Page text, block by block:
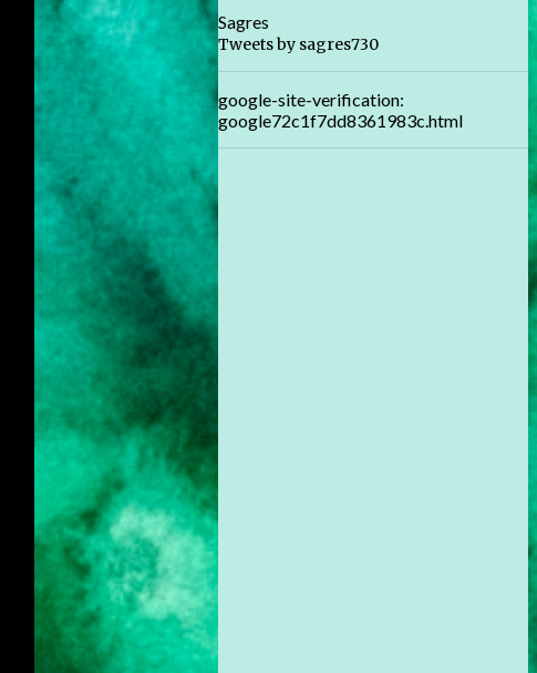
Sagres
Tweets by sagres730
google-site-verification:
google72c1f7dd8361983c.html